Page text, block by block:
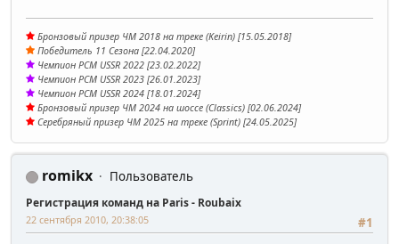
Бронзовый призер ЧМ 2018 на треке (Keirin) [15.05.2018]
Победитель 11 Сезона [22.04.2020]
Чемпион PCM USSR 2022 [23.02.2022]
Чемпион PCM USSR 2023 [26.01.2023]
Чемпион PCM USSR 2024 [18.01.2024]
Бронзовый призер ЧМ 2024 на шоссе (Classics) [02.06.2024]
Серебряный призер ЧМ 2025 на треке (Sprint) [24.05.2025]
romikx Пользователь
Регистрация команд на Paris - Roubaix
#1
22 сентября 2010, 20:38:05